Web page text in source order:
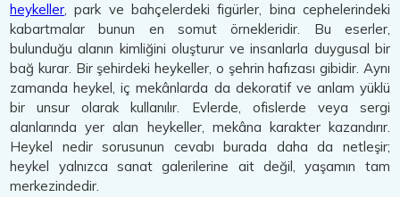
heykeller, park ve bahçelerdeki figürler, bina cephelerindeki
kabartmalar bunun en somut örnekleridir. Bu eserler,
bulunduğu alanın kimliğini oluşturur ve insanlarla duygusal bir
bağ kurar. Bir şehirdeki heykeller, o şehrin hafızası gibidir. Aynı
zamanda heykel, iç mekânlarda da dekoratif ve anlam yüklü
bir unsur olarak kullanılır. Evlerde, ofislerde veya sergi
alanlarında yer alan heykeller, mekâna karakter kazandırır.
Heykel nedir sorusunun cevabı burada daha da netleşir;
heykel yalnızca sanat galerilerine ait değil, yaşamın tam
merkezindedir.